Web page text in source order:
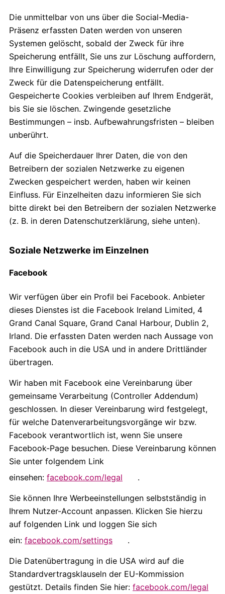
Die unmittelbar von uns über die Social-Media-
Präsenz erfassten Daten werden von unseren
Systemen gelöscht, sobald der Zweck für ihre
Speicherung entfällt, Sie uns zur Löschung auffordern,
Ihre Einwilligung zur Speicherung widerrufen oder der
Zweck für die Datenspeicherung entfällt.
Gespeicherte Cookies verbleiben auf Ihrem Endgerät,
bis Sie sie löschen. Zwingende gesetzliche
Bestimmungen – insb. Aufbewahrungsfristen – bleiben
unberührt.
Auf die Speicherdauer Ihrer Daten, die von den
Betreibern der sozialen Netzwerke zu eigenen
Zwecken gespeichert werden, haben wir keinen
Einfluss. Für Einzelheiten dazu informieren Sie sich
bitte direkt bei den Betreibern der sozialen Netzwerke
(z. B. in deren Datenschutzerklärung, siehe unten).
Soziale Netzwerke im Einzelnen
Facebook
Wir verfügen über ein Profil bei Facebook. Anbieter
dieses Dienstes ist die Facebook Ireland Limited, 4
Grand Canal Square, Grand Canal Harbour, Dublin 2,
Irland. Die erfassten Daten werden nach Aussage von
Facebook auch in die USA und in andere Drittländer
übertragen.
Wir haben mit Facebook eine Vereinbarung über
gemeinsame Verarbeitung (Controller Addendum)
geschlossen. In dieser Vereinbarung wird festgelegt,
für welche Datenverarbeitungsvorgänge wir bzw.
Facebook verantwortlich ist, wenn Sie unsere
Facebook-Page besuchen. Diese Vereinbarung können
Sie unter folgendem Link
einsehen: facebook.com/legal .
Sie können Ihre Werbeeinstellungen selbstständig in
Ihrem Nutzer-Account anpassen. Klicken Sie hierzu
auf folgenden Link und loggen Sie sich
ein: facebook.com/settings .
Die Datenübertragung in die USA wird auf die
Standardvertragsklauseln der EU-Kommission
gestützt. Details finden Sie hier: facebook.com/legal